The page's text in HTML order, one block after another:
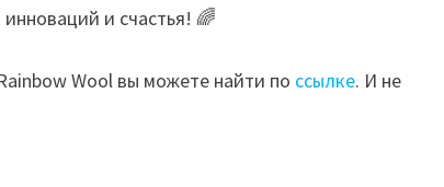
и счастья! 🌈
Wool вы можете найти по ссылке. И не